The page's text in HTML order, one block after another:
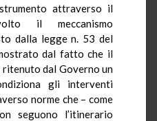
attraverso il
il meccanismo
dalla legge n. 53 del
dal fatto che il
dal Governo un
gli interventi
norme che – come
seguono l’itinerario